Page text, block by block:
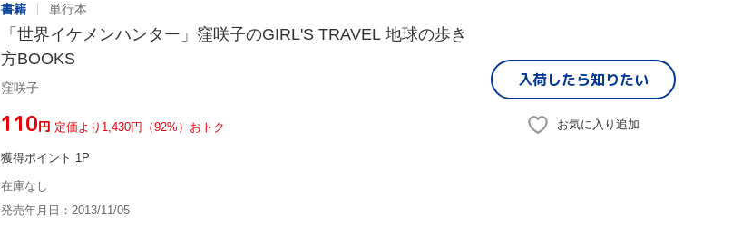
書籍 単行本
「世界イケメンハンター」窪咲子のGIRL'S TRAVEL 地球の歩き
方BOOKS
窪咲子
¥110円 定価より1,430円（92%）おトク
獲得ポイント 1P
在庫なし
発売年月日：2013/11/05
入荷したら知りたい
お気に入り追加